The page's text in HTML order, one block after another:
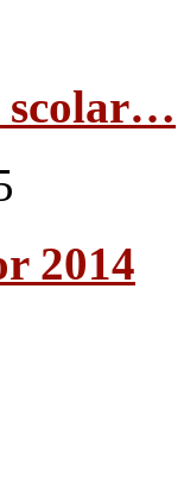
scolar…
2014